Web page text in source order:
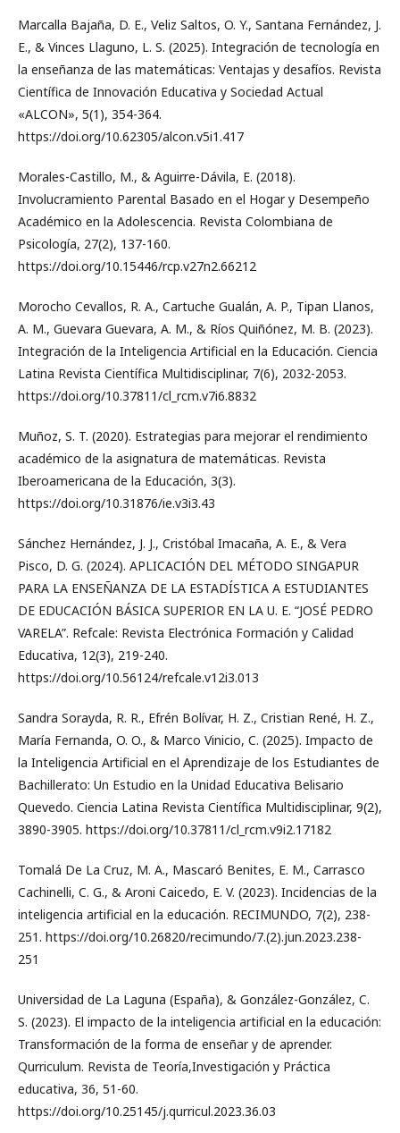
Marcalla Bajaña, D. E., Veliz Saltos, O. Y., Santana Fernández, J.
E., & Vinces Llaguno, L. S. (2025). Integración de tecnología en
la enseñanza de las matemáticas: Ventajas y desafíos. Revista
Científica de Innovación Educativa y Sociedad Actual
«ALCON», 5(1), 354-364.
https://doi.org/10.62305/alcon.v5i1.417
Morales-Castillo, M., & Aguirre-Dávila, E. (2018).
Involucramiento Parental Basado en el Hogar y Desempeño
Académico en la Adolescencia. Revista Colombiana de
Psicología, 27(2), 137-160.
https://doi.org/10.15446/rcp.v27n2.66212
Morocho Cevallos, R. A., Cartuche Gualán, A. P., Tipan Llanos,
A. M., Guevara Guevara, A. M., & Ríos Quiñónez, M. B. (2023).
Integración de la Inteligencia Artificial en la Educación. Ciencia
Latina Revista Científica Multidisciplinar, 7(6), 2032-2053.
https://doi.org/10.37811/cl_rcm.v7i6.8832
Muñoz, S. T. (2020). Estrategias para mejorar el rendimiento
académico de la asignatura de matemáticas. Revista
Iberoamericana de la Educación, 3(3).
https://doi.org/10.31876/ie.v3i3.43
Sánchez Hernández, J. J., Cristóbal Imacaña, A. E., & Vera
Pisco, D. G. (2024). APLICACIÓN DEL MÉTODO SINGAPUR
PARA LA ENSEÑANZA DE LA ESTADÍSTICA A ESTUDIANTES
DE EDUCACIÓN BÁSICA SUPERIOR EN LA U. E. “JOSÉ PEDRO
VARELA”. Refcale: Revista Electrónica Formación y Calidad
Educativa, 12(3), 219-240.
https://doi.org/10.56124/refcale.v12i3.013
Sandra Sorayda, R. R., Efrén Bolívar, H. Z., Cristian René, H. Z.,
María Fernanda, O. O., & Marco Vinicio, C. (2025). Impacto de
la Inteligencia Artificial en el Aprendizaje de los Estudiantes de
Bachillerato: Un Estudio en la Unidad Educativa Belisario
Quevedo. Ciencia Latina Revista Científica Multidisciplinar, 9(2),
3890-3905. https://doi.org/10.37811/cl_rcm.v9i2.17182
Tomalá De La Cruz, M. A., Mascaró Benites, E. M., Carrasco
Cachinelli, C. G., & Aroni Caicedo, E. V. (2023). Incidencias de la
inteligencia artificial en la educación. RECIMUNDO, 7(2), 238-
251. https://doi.org/10.26820/recimundo/7.(2).jun.2023.238-
251
Universidad de La Laguna (España), & González-González, C.
S. (2023). El impacto de la inteligencia artificial en la educación:
Transformación de la forma de enseñar y de aprender.
Qurriculum. Revista de Teoría,Investigación y Práctica
educativa, 36, 51-60.
https://doi.org/10.25145/j.qurricul.2023.36.03